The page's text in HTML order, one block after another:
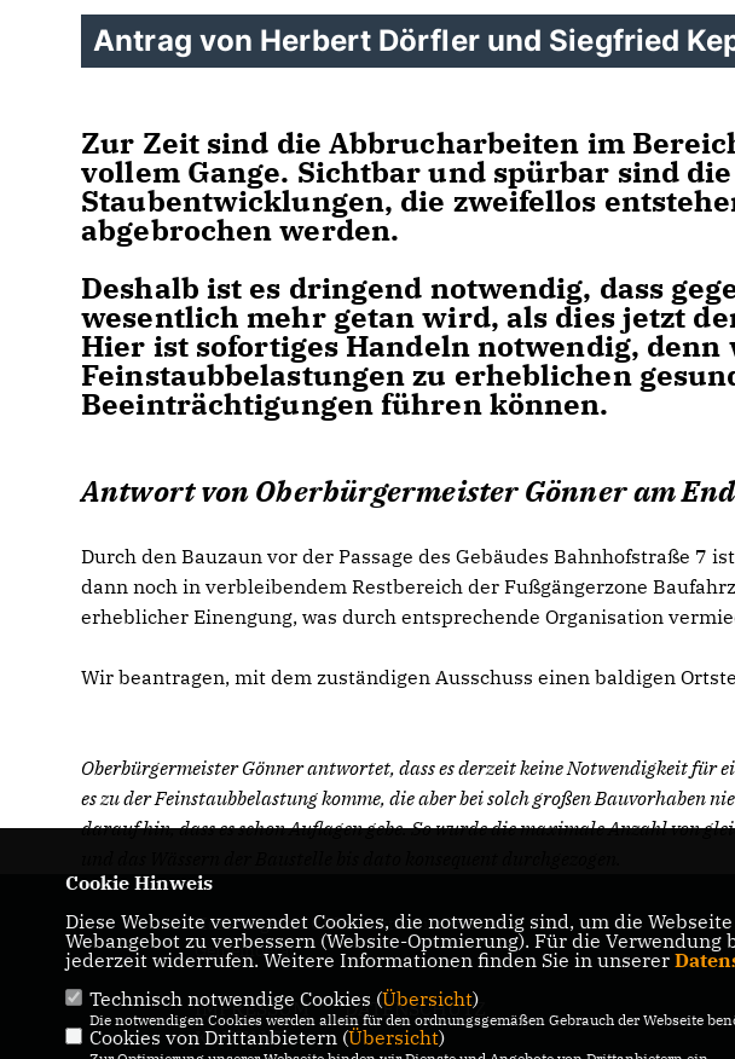
Antrag von Herbert Dörfler und Siegfried
Zur Zeit sind die Abbrucharbeiten im
vollem Gange. Sichtbar und spürbar sind
Staubentwicklungen, die zweifellos
abgebrochen werden.
Deshalb ist es dringend notwendig, dass
wesentlich mehr getan wird, als dies jetzt
Hier ist sofortiges Handeln notwendig, denn
Feinstaubbelastungen zu erheblichen
Beeinträchtigungen führen können.
Antwort von Oberbürgermeister Gönner am
Durch den Bauzaun vor der Passage des Gebäudes Bahnhofstraße 7
dann noch in verbleibendem Restbereich der Fußgängerzone
erheblicher Einengung, was durch entsprechende Organisation
Wir beantragen, mit dem zuständigen Ausschuss einen baldigen
Oberbürgermeister Gönner antwortet, dass es derzeit keine Notwendigkeit für
es zu der Feinstaubbelastung komme, die aber bei solch großen Bauvorhaben
darauf hin, dass es schon Auflagen gebe. So wurde die maximale Anzahl von
Homepage der CDU-Fraktion im Ulmer
Gemeinderat
IMPRESSUM
DATENSCHUTZ
KONTAKT
Cookie Hinweis
Diese Webseite verwendet Cookies, die notwendig sind, um die
Webangebot zu verbessern (Website-Optmierung). Für die
jederzeit widerrufen. Weitere Informationen finden Sie in unserer
Technisch notwendige Cookies (Übersicht)
Die notwendigen Cookies werden allein für den ordnungsgemäßen Gebrauch der Webseite
Cookies von Drittanbietern (Übersicht)